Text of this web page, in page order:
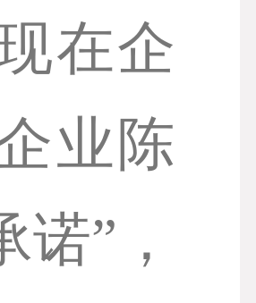
在企
业陈
”，